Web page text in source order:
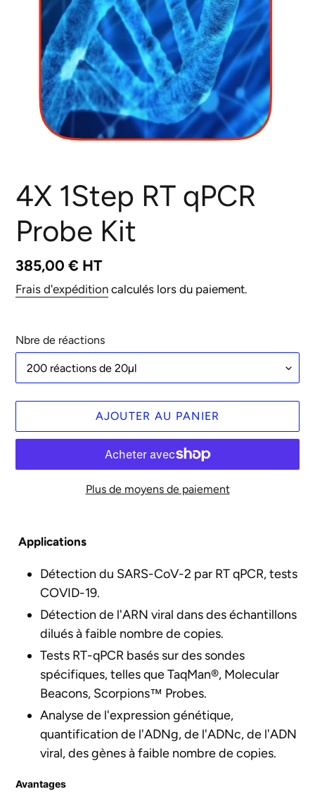
4X 1Step RT qPCR
Probe Kit
Prix
normal
385,00 € HT
Frais d'expédition calculés lors du paiement.
Nbre de réactions
AJOUTER AU PANIER
Plus de moyens de paiement
d'un
votre
panier
Applications
Détection du SARS-CoV-2 par RT qPCR, tests
COVID-19.
Détection de l'ARN viral dans des échantillons
dilués à faible nombre de copies.
Tests RT-qPCR basés sur des sondes
spécifiques, telles que TaqMan®, Molecular
Beacons, Scorpions™ Probes.
Analyse de l'expression génétique,
quantification de l'ADNg, de l'ADNc, de l'ADN
viral, des gènes à faible nombre de copies.
Avantages